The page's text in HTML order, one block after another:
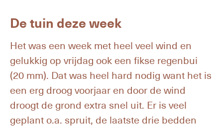
De tuin deze week
Het was een week met heel veel wind en
gelukkig op vrijdag ook een fikse regenbui
(20 mm). Dat was heel hard nodig want het is
een erg droog voorjaar en door de wind
droogt de grond extra snel uit. Er is veel
geplant o.a. spruit, de laatste drie bedden